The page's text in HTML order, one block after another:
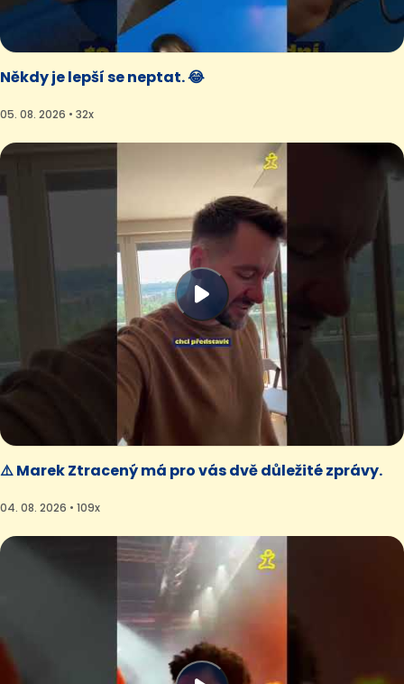
Někdy je lepší se neptat. 😂
05. 08. 2026 • 32x
⚠️ Marek Ztracený má pro vás dvě důležité zprávy.
04. 08. 2026 • 109x